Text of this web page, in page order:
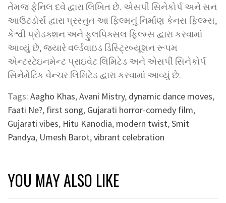
તેમજ ફેનિલ દવે દ્વારા લિખિત છે. એસપી સિનેકોર્પ અને સન
આઉટડોર્સ દ્વારા પ્રસ્તુત આ ફિલ્મનું નિર્માણ કેનસ ફિલ્મ્સ,
કેશ્વી પ્રોડક્શન અને ફુલપિક્સલ ફિલ્મ્સ દ્વારા કરવામાં
આવ્યું છે, જ્યારે વર્લ્ડવાઇડ ડિસ્ટ્રિબ્યૂશન રૂપમ
એન્ટરટેઇનમેન્ટ પ્રાઇવેટ લિમિટેડ અને એસપી સિનેકોર્પ
સિનેમેટિક વેન્ચર લિમિટેડ દ્વારા કરવામાં આવ્યું છે.
Tags: Aagho Khas,Avani Mistry, dynamic dance moves,
Faati Ne?, first song, Gujarati horror-comedy film,
Gujarati vibes, Hitu Kanodia, modern twist,Smit
Pandya, Umesh Barot,vibrant celebration
YOU MAY ALSO LIKE